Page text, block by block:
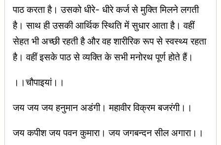
पाठ करता है। उसको धीरे- धीरे कर्ज से मुक्ति मिलने लगती
है। साथ ही उसकी आर्थिक स्थिति में सुधार आता है। वहीं
सेहत भी अच्छी रहती है और वह शारीरिक रूप से स्वस्थ्य रहता
है। वहीं इसके पाठ से व्यक्ति के सभी मनोरथ पूर्ण होते हैं।
।।चौपाइयां।।
जय जय जय हनुमान अडंगी। महावीर विक्रम बजरंगी।।
जय कपीश जय पवन कुमारा। जय जगबन्दन सील अगारा।।